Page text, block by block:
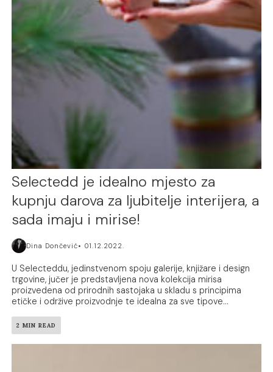
Selectedd je idealno mjesto za
kupnju darova za ljubitelje interijera, a
sada imaju i mirise!
Dina Dončević 01.12.2022.
U Selecteddu, jedinstvenom spoju galerije, knjižare i design
trgovine, jučer je predstavljena nova kolekcija mirisa
proizvedena od prirodnih sastojaka u skladu s principima
etičke i održive proizvodnje te idealna za sve tipove...
2 MIN READ